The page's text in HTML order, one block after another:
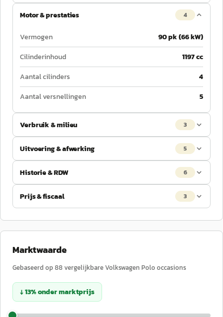
Motor & prestaties 4
Vermogen
90 pk (66 kW)
Cilinderinhoud
1197 cc
Aantal cilinders
4
Aantal versnellingen
5
Verbruik & milieu 3
Uitvoering & afwerking 5
Historie & RDW 6
Prijs & fiscaal 3
Marktwaarde
Gebaseerd op 88 vergelijkbareVolkswagen Polo occasions
↓13%ondermarktprijs